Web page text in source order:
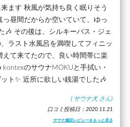
ます 秋風が気持ち良く眠りそう
昼間だからか空いていて、ゆっ
🎶 その後は、シルキーバス・ジェ
ラスト水風呂を満喫してフィニッ
えて来てたので、良い時間帯に楽
kontexのサウナMOKUと手拭い・
ト✨ 近所に欲しい銭湯でした🎶
( サウナ犬 さん)
口コミ投稿日：2020.11.21
サウナ施設レビューをもっと見る